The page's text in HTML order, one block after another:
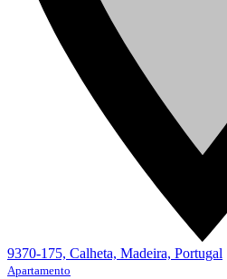
9370-175, Calheta, Madeira, Portugal
Apartamento